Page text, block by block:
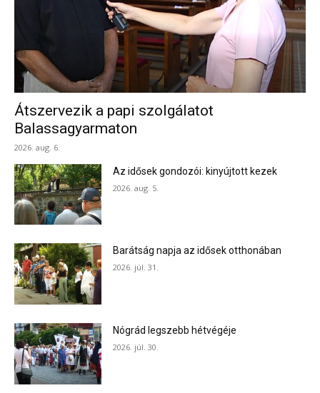
Átszervezik a papi szolgálatot
Balassagyarmaton
2026. aug. 6.
Az idősek gondozói: kinyújtott kezek
2026. aug. 5.
Barátság napja az idősek otthonában
2026. júl. 31.
Nógrád legszebb hétvégéje
2026. júl. 30.